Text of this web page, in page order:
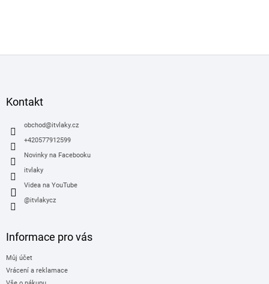
Kontakt
obchod@itvlaky.cz
+420577912599
Novinky na Facebooku
itvlaky
Videa na YouTube
@itvlakycz
Informace pro vás
Můj účet
Vrácení a reklamace